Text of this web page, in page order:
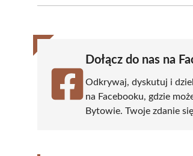
(Twitter)
Dołącz do nas na
Odkrywaj, dyskutuj i dziel
na Facebooku, gdzie
Bytowie. Twoje zdanie